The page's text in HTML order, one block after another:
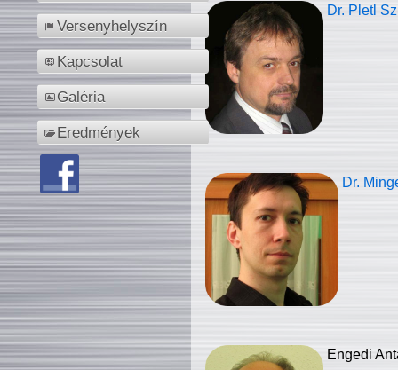
Versenyhelyszín
Kapcsolat
Galéria
Eredmények
Dr. Pletl
Dr.
Engedi